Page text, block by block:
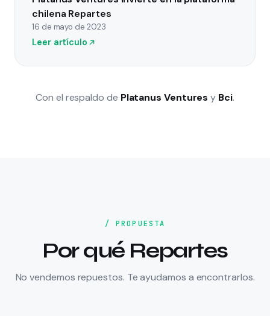
chilena Repartes
16 de mayo de 2023
Leer artículo
Con el respaldo de Platanus Ventures y Bci.
/ PROPUESTA
Por qué Repartes
No vendemos repuestos. Te ayudamos a encontrarlos.